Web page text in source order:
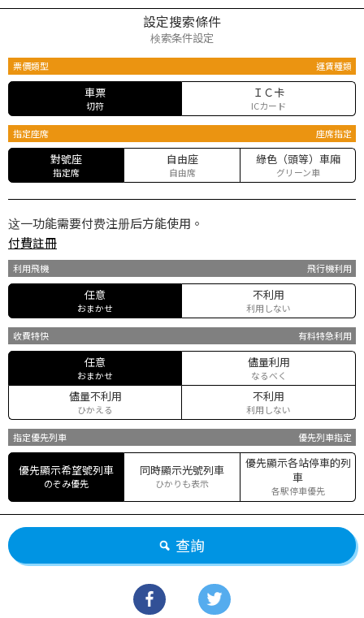
設定搜索條件
検索条件設定
票價類型 運賃種類
車票
切符
ＩＣ卡
ICカード
指定座席 座席指定
對號座
指定席
自由座
自由席
綠色（頭等）車廂
グリーン車
这一功能需要付费注册后方能使用。
付費註冊
利用飛機 飛行機利用
任意
おまかせ
不利用
利用しない
收費特快 有料特急利用
任意
おまかせ
儘量利用
なるべく
儘量不利用
ひかえる
不利用
利用しない
指定優先列車 優先列車指定
優先顯示希望號列車
のぞみ優先
同時顯示光號列車
ひかりも表示
優先顯示各站停車的列
車
各駅停車優先
查詢